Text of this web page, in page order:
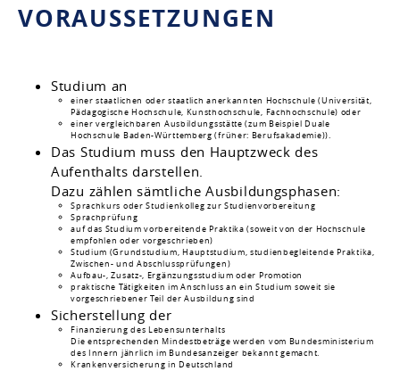
VORAUSSETZUNGEN
Studium an
einer staatlichen oder staatlich anerkannten Hochschule (Universität,
Pädagogische Hochschule, Kunsthochschule, Fachhochschule) oder
einer vergleichbaren Ausbildungsstätte (zum Beispiel Duale
Hochschule Baden-Württemberg (früher: Berufsakademie)).
Das Studium muss den Hauptzweck des
Aufenthalts darstellen.
Dazu zählen sämtliche Ausbildungsphasen:
Sprachkurs oder Studienkolleg zur Studienvorbereitung
Sprachprüfung
auf das Studium vorbereitende Praktika (soweit von der Hochschule
empfohlen oder vorgeschrieben)
Studium (Grundstudium, Hauptstudium, studienbegleitende Praktika,
Zwischen- und Abschlussprüfungen)
Aufbau-, Zusatz-, Ergänzungsstudium oder Promotion
praktische Tätigkeiten im Anschluss an ein Studium soweit sie
vorgeschriebener Teil der Ausbildung sind
Sicherstellung der
Finanzierung des Lebensunterhalts
Die entsprechenden Mindestbeträge werden vom Bundesministerium
des Innern jährlich im Bundesanzeiger bekannt gemacht.
Krankenversicherung in Deutschland